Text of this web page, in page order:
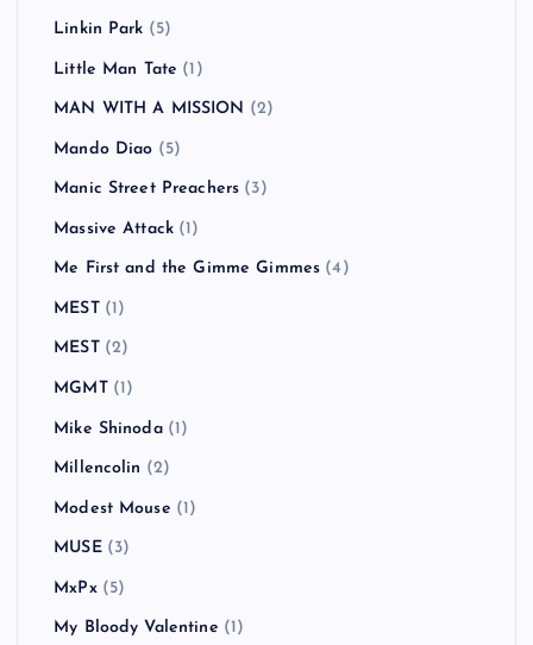
Linkin Park (5)
Little Man Tate (1)
MAN WITH A MISSION (2)
Mando Diao (5)
Manic Street Preachers (3)
Massive Attack (1)
Me First and the Gimme Gimmes (4)
MEST(1)
MEST(2)
MGMT(1)
Mike Shinoda(1)
Millencolin (2)
Modest Mouse (1)
MUSE(3)
MxPx(5)
My Bloody Valentine (1)